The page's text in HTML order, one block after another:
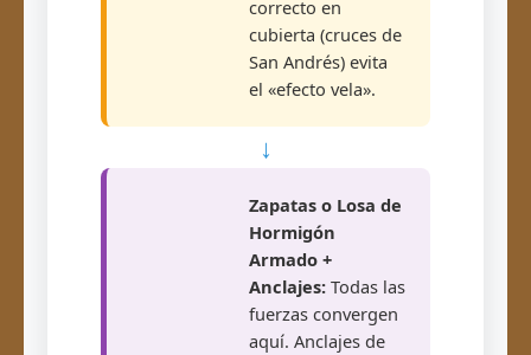
correcto en
cubierta (cruces de
San Andrés) evita
el «efecto vela».
↓
Zapatas o Losa de
Hormigón
Armado +
Anclajes: Todas las
fuerzas convergen
aquí. Anclajes de